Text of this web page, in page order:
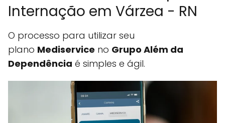
Internação em Várzea - RN
O processo para utilizar seu
plano Mediservice no Grupo Além da
Dependência é simples e ágil.